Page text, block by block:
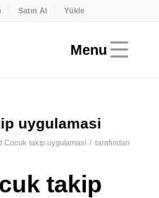
Satın Al Yükle
uygulamasi
Cocuk takip uygulamasi / tarafından
takip